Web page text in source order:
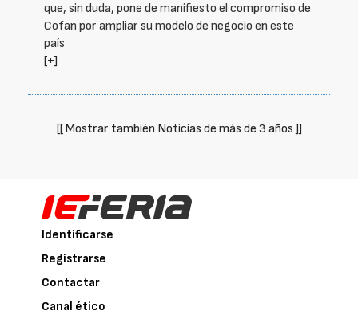
que, sin duda, pone de manifiesto el compromiso de
Cofan por ampliar su modelo de negocio en este
país
[+]
[[ Mostrar también Noticias de más de 3 años ]]
Identificarse
Registrarse
Contactar
Canal ético